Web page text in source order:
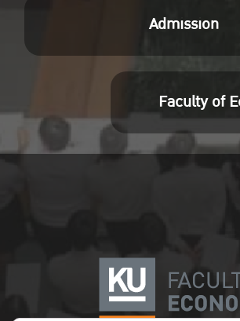
Admission
Faculty of